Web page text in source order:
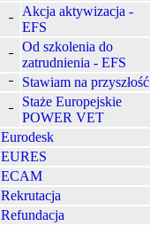
Akcja aktywizacja -
EFS
Od szkolenia do
zatrudnienia - EFS
Stawiam na przyszłość
Staże Europejskie
POWER VET
Eurodesk
EURES
ECAM
Rekrutacja
Refundacja